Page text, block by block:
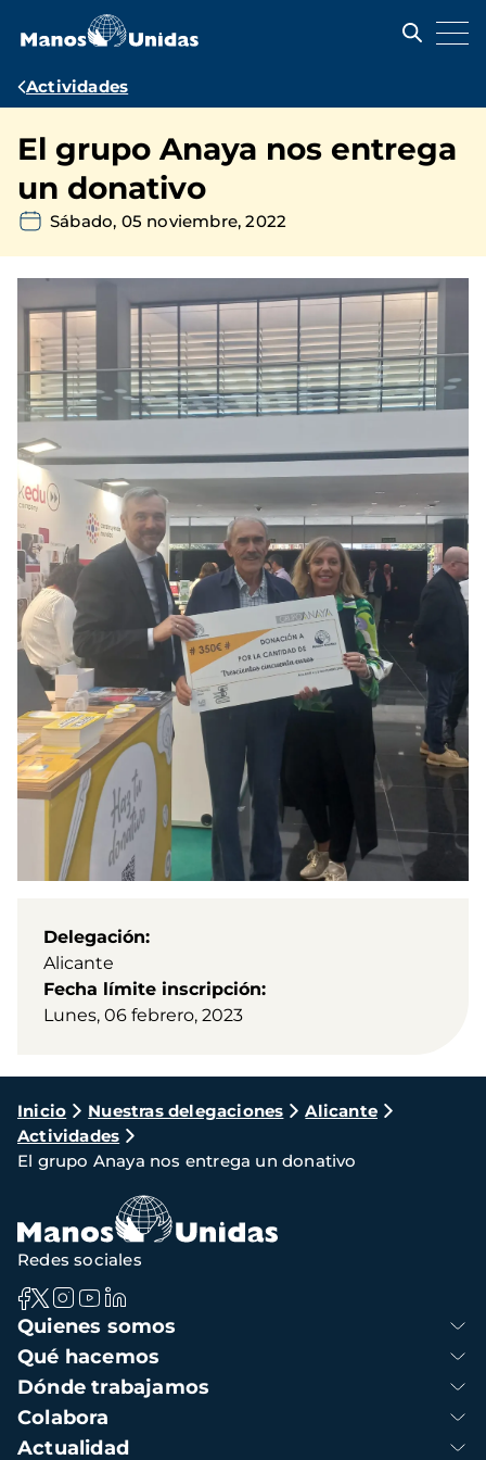
contenido
Ruta
navegación
Actividades
El grupo Anaya nos entrega
un donativo
Sábado, 05 noviembre, 2022
Delegación
Alicante
Fecha límite inscripción
Lunes, 06 febrero, 2023
Ruta
de
navegación
Inicio Nuestras delegaciones
Alicante
Actividades
El grupo Anaya nos entrega un donativo
Navegación
principal
Quienes somos
Qué hacemos
Dónde trabajamos
Colabora
Actualidad
Redes sociales